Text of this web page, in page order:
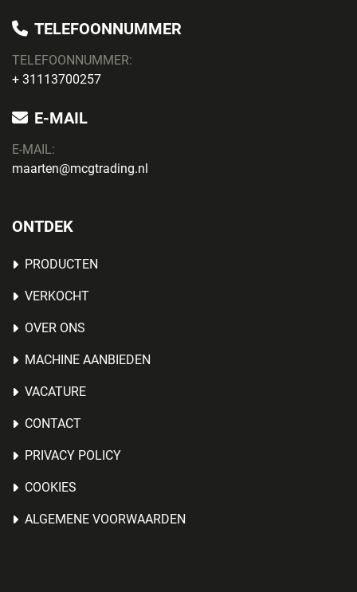
TELEFOONNUMMER
TELEFOONNUMMER:
+ 31113700257
E-MAIL
E-MAIL:
maarten@mcgtrading.nl
ONTDEK
PRODUCTEN
VERKOCHT
OVER ONS
MACHINE AANBIEDEN
VACATURE
CONTACT
PRIVACY POLICY
COOKIES
ALGEMENE VOORWAARDEN